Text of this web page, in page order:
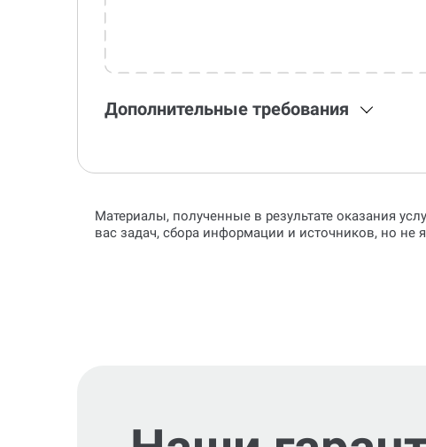
Дополнительные требования
Материалы, полученные в результате оказания
вас задач, сбора информации и источников, но